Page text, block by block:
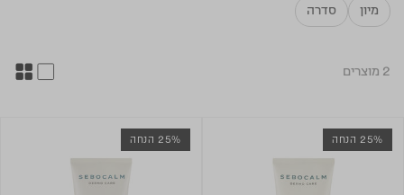
מיון סדרה
2 מוצרים
25% הנחה 25% הנחה